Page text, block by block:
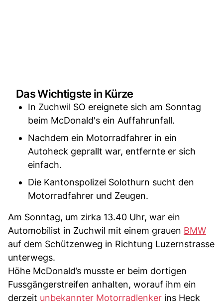
Das Wichtigste in Kürze
In Zuchwil SO ereignete sich am Sonntag
beim McDonald's ein Auffahrunfall.
Nachdem ein Motorradfahrer in ein
Autoheck geprallt war, entfernte er sich
einfach.
Die Kantonspolizei Solothurn sucht den
Motorradfahrer und Zeugen.
Am Sonntag, um zirka 13.40 Uhr, war ein
Automobilist in Zuchwil mit einem grauen BMW
auf dem Schützenweg in Richtung Luzernstrasse
unterwegs.
Höhe McDonald’s musste er beim dortigen
Fussgängerstreifen anhalten, worauf ihm ein
derzeit unbekannter Motorradlenker ins Heck